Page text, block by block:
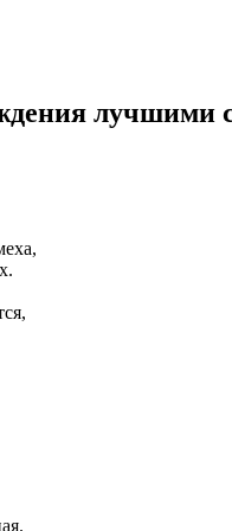
лучшими